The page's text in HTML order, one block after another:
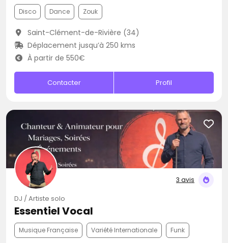
Disco Dance Zouk
Saint-Clément-de-Rivière (34)
Déplacement jusqu’à 250 kms
À partir de 550€
Contacter Profil
3 avis
DJ / Artiste solo
Essentiel Vocal
Musique Française Variété Internationale Funk